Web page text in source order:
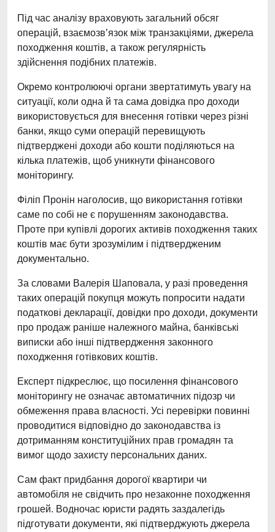
Під час аналізу враховують загальний обсяг
операцій, взаємозв’язок між транзакціями, джерела
походження коштів, а також регулярність
здійснення подібних платежів.
Окремо контролюючі органи звертатимуть увагу на
ситуації, коли одна й та сама довідка про доходи
використовується для внесення готівки через різні
банки, якщо суми операцій перевищують
підтверджені доходи або кошти поділяються на
кілька платежів, щоб уникнути фінансового
моніторингу.
Філіп Пронін наголосив, що використання готівки
саме по собі не є порушенням законодавства.
Проте при купівлі дорогих активів походження таких
коштів має бути зрозумілим і підтвердженим
документально.
За словами Валерія Шаповала, у разі проведення
таких операцій покупця можуть попросити надати
податкові декларації, довідки про доходи, документи
про продаж раніше належного майна, банківські
виписки або інші підтвердження законного
походження готівкових коштів.
Експерт підкреслює, що посилення фінансового
моніторингу не означає автоматичних підозр чи
обмеження права власності. Усі перевірки повинні
проводитися відповідно до законодавства із
дотриманням конституційних прав громадян та
вимог щодо захисту персональних даних.
Сам факт придбання дорогої квартири чи
автомобіля не свідчить про незаконне походження
грошей. Водночас юристи радять заздалегідь
підготувати документи, які підтверджують джерела